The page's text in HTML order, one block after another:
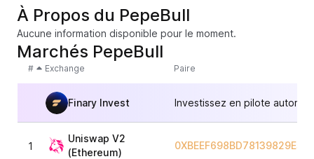
À Propos du PepeBull
Aucune information disponible pour le moment.
Marchés PepeBull
# Exchange Paire
Finary Invest Investissez en pilote
1
Uniswap V2
(Ethereum)